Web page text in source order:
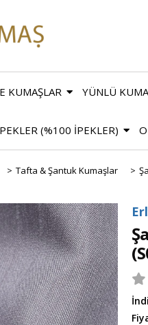
KUMAŞLAR YÜNLÜ
(%100 İPEKLER)
> Tafta & Şantuk Kumaşlar >